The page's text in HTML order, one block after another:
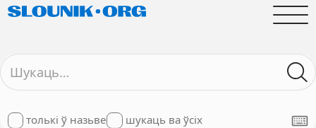
толькі ў назьве шукаць ва ўсіх